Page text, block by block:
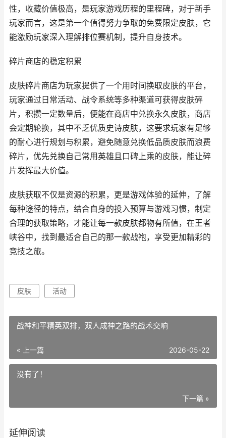
性，收藏价值极高，是玩家游戏历程的里程碑，对于新手
玩家而言，这是第一个值得努力争取的免费限定皮肤，它
能激励玩家深入理解排位赛机制，提升自身技术。
碎片商店的稳定积累
皮肤碎片商店为玩家提供了一个用时间换取皮肤的平台，
玩家通过日常活动、战令系统等多种渠道可获得皮肤碎
片，积攒一定数量后，便能在商店中兑换永久皮肤，商店
会定期轮换，其中不乏优质史诗皮肤，这要求玩家有足够
的耐心进行规划与积累，避免随意兑换低品质皮肤而浪费
碎片，优先兑换自己常用英雄且口碑上乘的皮肤，能让碎
片发挥最大价值。
皮肤获取不仅是资源的积累，更是游戏体验的延伸，了解
每种途径的特点，结合自身的投入预算与游戏习惯，制定
合理的获取策略，才能让每一款皮肤都物有所值，在王者
峡谷中，找到最适合自己的那一款战袍，享受更加精彩的
竞技之旅。
皮肤 活动
战神和平精英双排，双人成神之路的战术交响
« 上一篇 2026-05-22
没有了！
下一篇 »
延伸阅读